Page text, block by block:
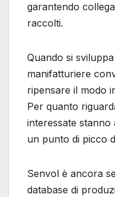
garantendo
raccolti.
Quando si
manifatturiere
ripensare il modo
Per quanto
interessate stanno
un punto di picco
Senvol è ancora
database di